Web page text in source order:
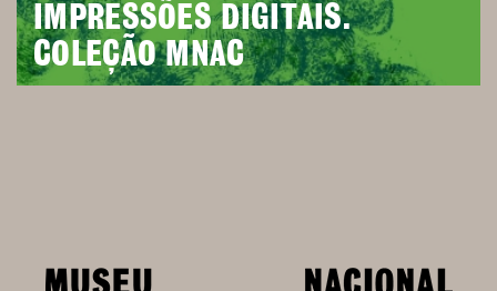
IMPRESSÕES DIGITAIS.
COLEÇÃO MNAC